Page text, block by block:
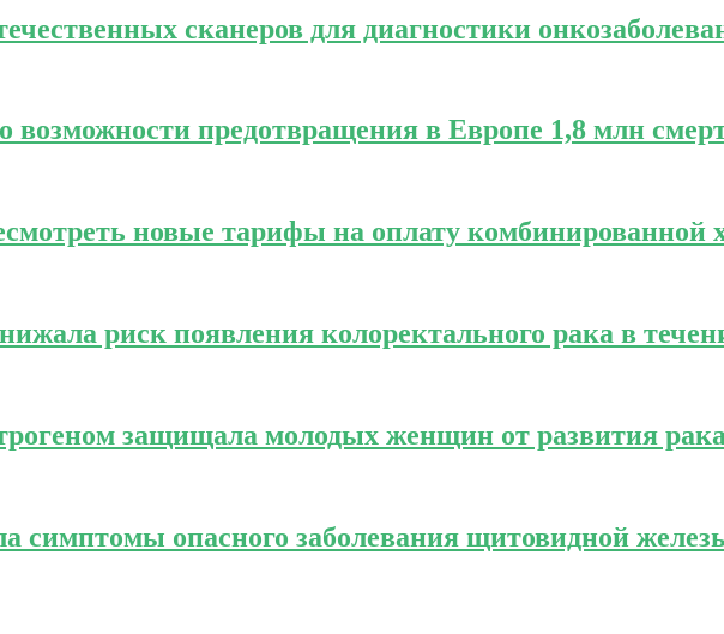
сканеров для диагностики
предотвращения в Европе 1,8 млн
новые тарифы на оплату комбинированной
риск появления колоректального рака в
защищала молодых женщин от развития
симптомы опасного заболевания щитовидной